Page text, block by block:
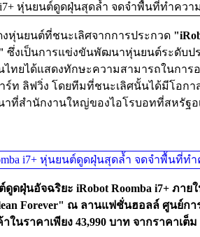
หุ่นยนต์ที่ชนะเลิศจากการประกวด
ซึ่งเป็นการแข่งขันพัฒนาหุ่นยนต์ระดับป
ไทยได้แสดงทักษะความสามารถในกา
ท ลิฟวิ่ง โดยทีมที่ชนะเลิศนั้นได้มีโอกา
าที่สำนักงานใหญ่ของไอโรบอทที่สหรัฐ
ฝุ่นอัจฉริยะ iRobot Roomba i7+ ภายใ
Forever" ณ ลานแฟชั่นฮอลล์ ศูนย์ก
นราคาเพียง 43,990 บาท จากราคาเต็ม